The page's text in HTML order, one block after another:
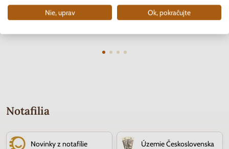
Skladom
Skladom
Notafilia
Novinky z notafílie Územie Československa
Nie, uprav Ok, pokračujte